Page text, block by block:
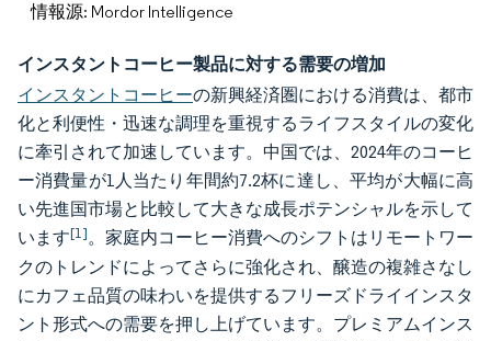
情報源: Mordor Intelligence
インスタントコーヒー製品に対する需要の増加
インスタントコーヒーの新興経済圏における消費は、都市
化と利便性・迅速な調理を重視するライフスタイルの変化
に牽引されて加速しています。中国では、2024年のコーヒ
ー消費量が1人当たり年間約7.2杯に達し、平均が大幅に高
い先進国市場と比較して大きな成長ポテンシャルを示して
います[1]。家庭内コーヒー消費へのシフトはリモートワー
クのトレンドによってさらに強化され、醸造の複雑さなし
にカフェ品質の味わいを提供するフリーズドライインスタ
ント形式への需要を押し上げています。プレミアムインス